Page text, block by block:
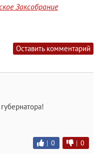
Заксобрание
Оставить комментарий
| 0 | 0